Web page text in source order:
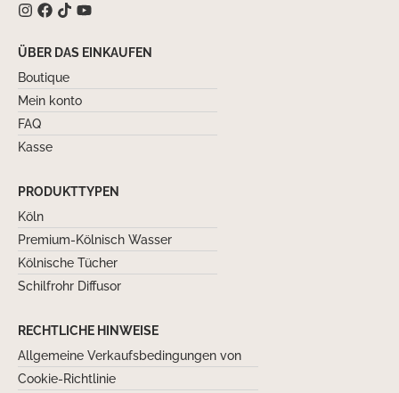
ÜBER DAS EINKAUFEN
Boutique
Mein konto
FAQ
Kasse
PRODUKTTYPEN
Köln
Premium-Kölnisch Wasser
Kölnische Tücher
Schilfrohr Diffusor
RECHTLICHE HINWEISE
Allgemeine Verkaufsbedingungen von
Cookie-Richtlinie